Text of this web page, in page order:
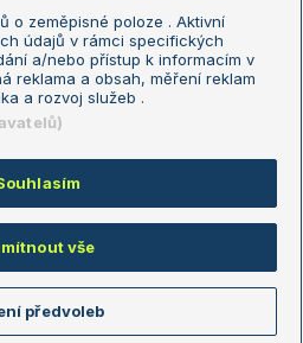
Nastavení soukromí
Reklama
Informace o zpracování osobních
údajů
Využíváme zpravodajství ČTK.
o zeměpisné poloze . Aktivní
údajů v rámci specifických
a/nebo přístup k informacím v
reklama a obsah, měření reklam
a rozvoj služeb .
vše
předvoleb